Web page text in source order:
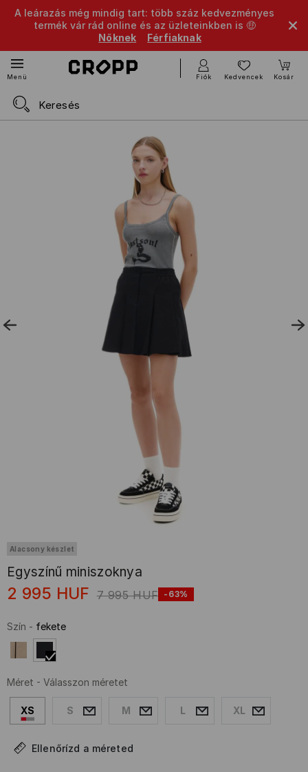
A leárazás még mindig tart: több száz kedvezményes
termék vár rád online és az üzleteinkben is 🤑
Nőknek
Férfiaknak
Menü Fiók Kedvencek Kosár
Alacsony készlet
Egyszínű miniszoknya
2 995 HUF 7 995 HUF -63%
Szín - fekete
Méret - Válasszon méretet
XS S M L XL
Ellenőrízd a méreted